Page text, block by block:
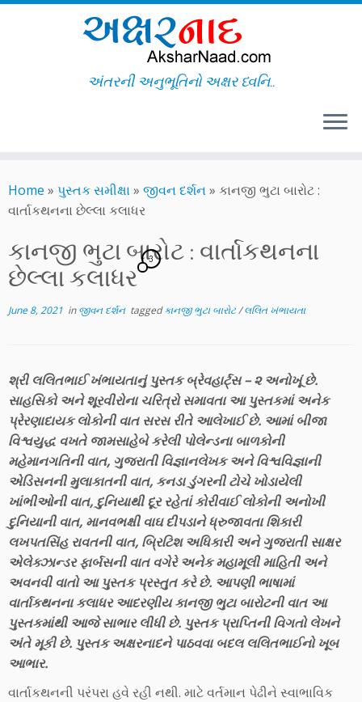
to
content
અંતરની અનુભૂતિનો અક્ષર ધ્વનિ..
Home » પુસ્તક સમીક્ષા» જીવન દર્શન» કાનજી ભુટા બારોટ :
વાર્તાકથનના છેલ્લા કલાધર
કાનજી ભુટા બારોટ : વાર્તાકથનના
છેલ્લા કલાધર
3
June 8, 2021 inજીવન દર્શન taggedકાનજી ભુટા બારોટ/લલિત ખંભાયતા
શ્રી લલિતભાઈ ખંભાયતાનું પુસ્તક બ્રેવહાર્ટ્સ – ૨ અનોખૂં છે.
સાહસિકો અને શૂરવીરોના ચરિત્રો સમાવતા આ પુસ્તકમાં અનેક
પ્રેરણાદાયક લોકોની વાત સરસ રીતે આલેખાઈ છે. આમાં બીજા
વિશ્વયુદ્ધ વખતે જામસાહેબે કરેલી પોલેન્ડના બાળકોની
મહેમાનગતિની વાત, ગુજરાતી વિજ્ઞાનલેખક અને વિશ્વવિજ્ઞાની
એડિસનની મુલાકાતની વાત, કનડા ડુંગરની ટોચે ખોડાયેલી
ખાંભીઓની વાત, દુનિયાથી દૂર રહેતાં કોરીવાઈ લોકોની અનોખી
દુનિયાની વાત, માનવભક્ષી વાઘ દીપડાને ધ્રુજાવતા શિકારી
લખપતસિંહ રાવતની વાત, બ્રિટિશ અધિકારી અને ગુજરાતી સાક્ષર
એલેક્ઝાન્ડર ફાર્બસની વાત વગેરે અનેક મહામૂલી માહિતી અને
અવનવી વાતો આ પુસ્તક પ્રસ્તુત કરે છે. આપણી ભાષામાં
વાર્તાકથનના કલાધર આદરણીય કાનજી ભુટા બારોટની વાત આ
પુસ્તકમાંથી આજે સાભાર લીધી છે. પુસ્તક પ્રાપ્તિની વિગતો લેખને
અંતે મૂકી છે. પુસ્તક અક્ષરનાદને પાઠવવા બદલ લલિતભાઈનો ખૂબ
આભાર.
વાર્તાકથનની પરંપરા હવે રહી નથી. માટે વર્તમાન પેઢીને સ્વાભાવિક